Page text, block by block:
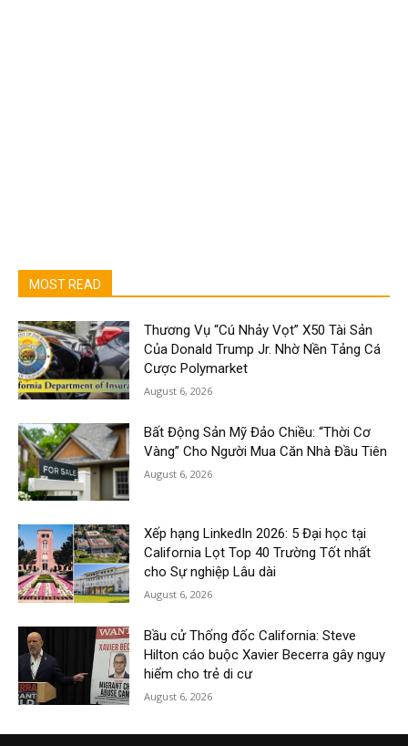
MOST READ
Thương Vụ “Cú Nhảy Vọt” X50 Tài Sản
Của Donald Trump Jr. Nhờ Nền Tảng Cá
Cược Polymarket
August 6, 2026
Bất Động Sản Mỹ Đảo Chiều: “Thời Cơ
Vàng” Cho Người Mua Căn Nhà Đầu Tiên
August 6, 2026
Xếp hạng LinkedIn 2026: 5 Đại học tại
California Lọt Top 40 Trường Tốt nhất
cho Sự nghiệp Lâu dài
August 6, 2026
Bầu cử Thống đốc California: Steve
Hilton cáo buộc Xavier Becerra gây nguy
hiểm cho trẻ di cư
August 6, 2026